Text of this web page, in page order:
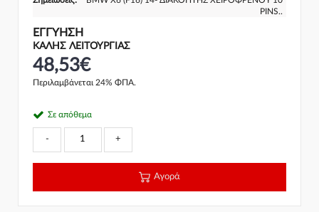
PINS..
ΕΓΓΎΗΣΗ
ΚΑΛΗΣ ΛΕΙΤΟΥΡΓΙΑΣ
48,53€
Περιλαμβάνεται 24% ΦΠΑ.
Σε απόθεμα
- +
Αγορά